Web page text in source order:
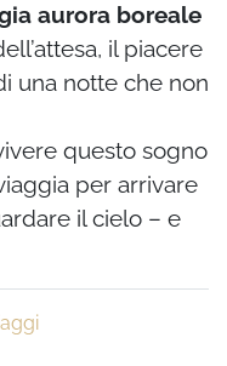
aurora boreale
il piacere
una notte che non
questo sogno
per arrivare
il cielo – e